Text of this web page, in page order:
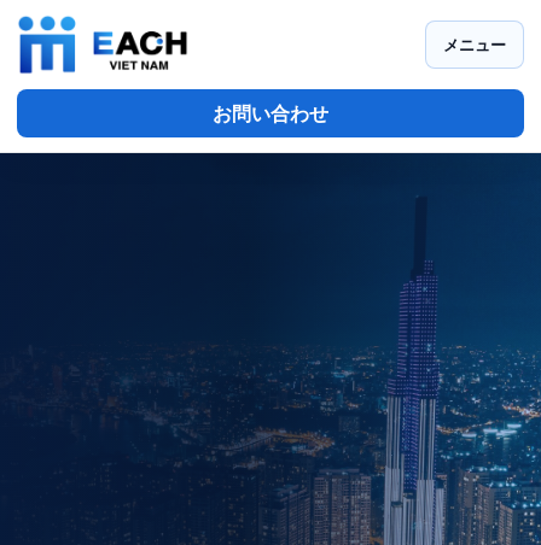
メニュー
お問い合わせ